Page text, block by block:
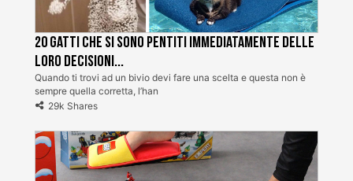
20 gatti che si sono pentiti immediatamente delle
loro decisioni...
Quando ti trovi ad un bivio devi fare una scelta e questa non è
sempre quella corretta, l’han
29k Shares